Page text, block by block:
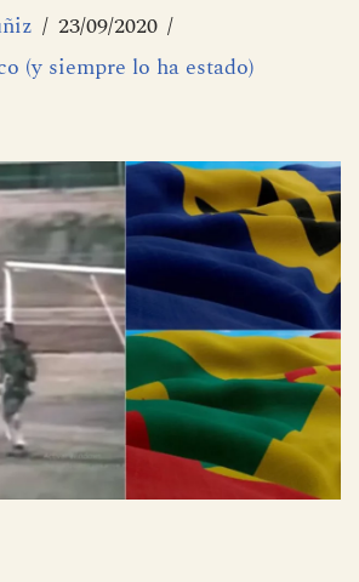
23/09/2020
(y siempre lo ha estado)